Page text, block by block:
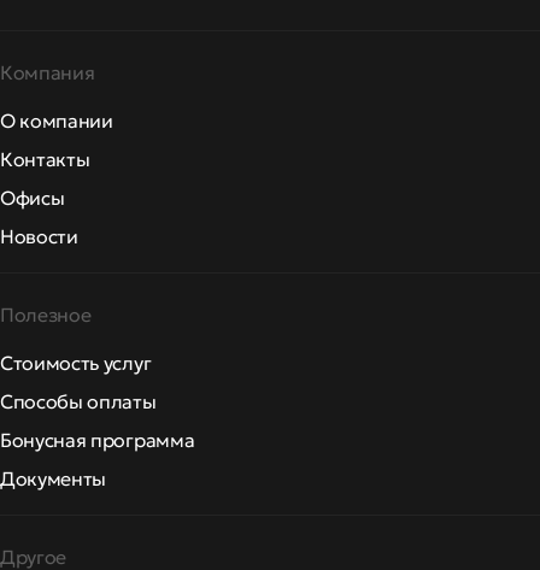
Компания
О компании
Контакты
Офисы
Новости
Полезное
Стоимость услуг
Способы оплаты
Бонусная программа
Документы
Другое